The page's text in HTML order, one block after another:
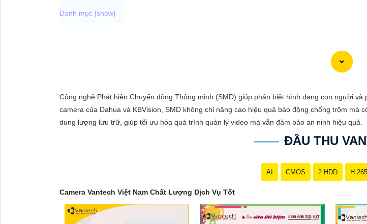
Camera Vantech Việt Nam được đánh giá có chất lượng tốt, độ phân giải cao, hình ảnh sắc
Với cam kết về chất lượng và dịch vụ, camera Vantech Việt Nam mang lại sự an tâm cho
Nếu bạn cần thêm thông tin chi tiết về sản phẩm hay muốn tư vấn, hãy liên hệ với đại lý phân
Công nghệ Phát hiện Chuyển động Thông minh (SMD) giúp phân biệt hình dạng con người
camera của Dahua và KBVision, SMD không chỉ nâng cao hiệu quả báo động chống trộm
dung lượng lưu trữ, giúp tối ưu hóa quá trình quản lý video mà vẫn đảm bảo an ninh hiệu quả.
ĐẦU THU
AI CMOS 2 HDD
Camera Vantech Việt Nam Chất Lượng Dịch Vụ Tốt